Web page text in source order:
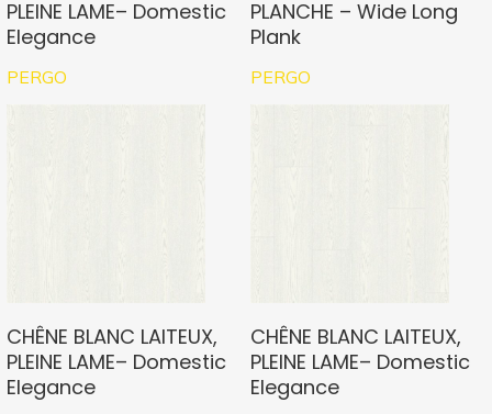
PLEINE LAME– Domestic
Elegance
PERGO
PLANCHE – Wide Long
Plank
PERGO
CHÊNE BLANC LAITEUX,
PLEINE LAME– Domestic
Elegance
CHÊNE BLANC LAITEUX,
PLEINE LAME– Domestic
Elegance